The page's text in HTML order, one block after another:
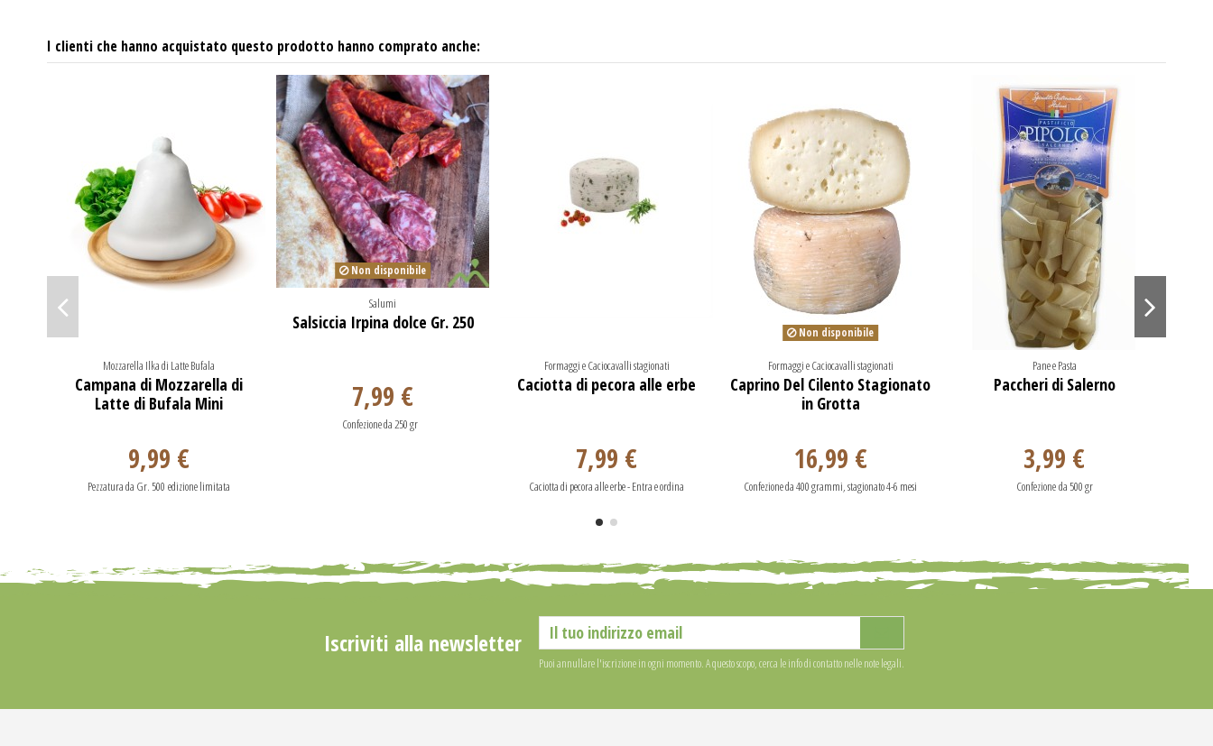
I clienti che hanno acquistato questo prodotto hanno comprato anche:
Mozzarella Ilka di Latte Bufala
Campana di Mozzarella di
Latte di Bufala Mini
9,99 €
Pezzatura da Gr. 500 edizione limitata
Non disponibile
Salumi
Salsiccia Irpina dolce Gr. 250
7,99 €
Confezione da 250 gr
Formaggi e Caciocavalli stagionati
Caciotta di pecora alle erbe
7,99 €
Caciotta di pecora alle erbe - Entra e ordina
Non disponibile
Formaggi e Caciocavalli stagionati
Caprino Del Cilento Stagionato
in Grotta
16,99 €
Confezione da 400 grammi, stagionato 4-6 mesi
Pane e Pasta
Paccheri di Salerno
3,99 €
Confezione da 500 gr
Iscriviti alla newsletter
Puoi annullare l'iscrizione in ogni momento. A questo scopo, cerca le info di contatto nelle note legali.